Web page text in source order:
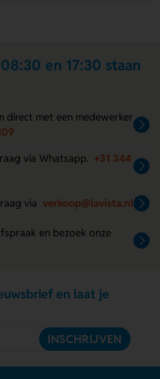
en 17:30 staan
direct met een medewerker
via Whatsapp. +31 344
via verkoop@lavista.nl
en bezoek onze
en laat je
INSCHRIJVEN